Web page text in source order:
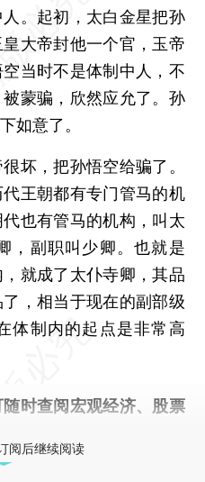
。起初，太白金星把孙
大帝封他一个官，玉帝
当时不是体制中人，不
蒙骗，欣然应允了。孙
如意了。
，把孙悟空给骗了。
王朝都有专门管马的机
也有管马的机构，叫太
，副职叫少卿。也就是
就成了太仆寺卿，其品
，相当于现在的副部级
体制内的起点是非常高
随时查阅宏观经济、股票
阅后继续阅读